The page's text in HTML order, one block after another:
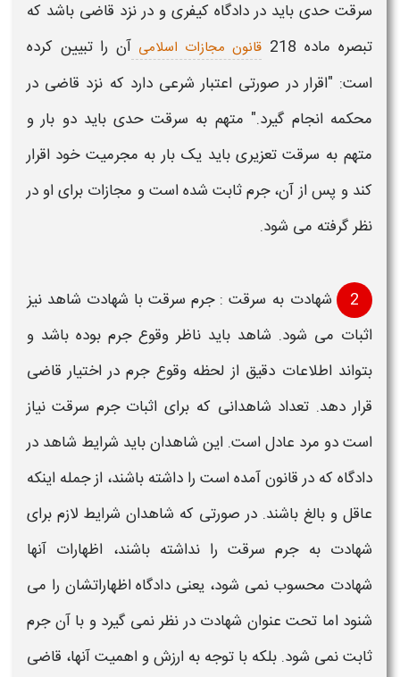
سرقت حدی باید در دادگاه کیفری و در نزد قاضی باشد که
تبصره ماده 218
قانون مجازات اسلامی آن را تبیین کرده
است: "اقرار در صورتی اعتبار شرعی دارد كه نزد قاضی در
محكمه انجام گیرد." متهم به سرقت حدی باید دو بار و
متهم به سرقت تعزیری باید یک بار به مجرمیت خود اقرار
کند و پس از آن،جرمثابت شده است و مجازات برای او در
نظر گرفته می شود.
2 شهادت به سرقت :جرم سرقت با شهادت شاهد نیز
اثبات می شود. شاهد باید ناظر وقوعجرم بوده باشد و
بتواند اطلاعات دقیق از لحظه وقوعجرم در اختیار قاضی
قرار دهد. تعداد شاهدانی که برای اثبات جرم سرقت نیاز
است دو مرد عادل است. این شاهدان باید شرایط شاهد در
دادگاه که در قانون آمده است را داشته باشند، از جمله اینکه
عاقل و بالغ باشند. در صورتی که شاهدان شرایط لازم برای
شهادت بهجرم سرقت را نداشته باشند، اظهارات آنها
شهادت محسوب نمی شود، یعنی دادگاه اظهاراتشان را می
شنود اما تحت عنوان شهادت در نظر نمی گیرد و با آنجرم
ثابت نمی شود. بلکه با توجه به ارزش و اهمیت آنها، قاضی